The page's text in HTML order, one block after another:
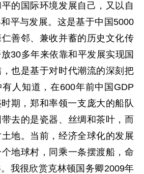
的国际环境发展自己，又以自
平与发展。这是基于中国5000
善邻、兼收并蓄的历史文化传
30多年来依靠和平发展实现国
也是基于对时代潮流的深刻把
人知道，在600年前中国GDP
期，郑和率领一支庞大的船队
去的是瓷器、丝绸和茶叶，而
地。当前，经济全球化的发展
地球村，同乘一条摆渡船，命
我很欣赏克林顿国务卿2009年